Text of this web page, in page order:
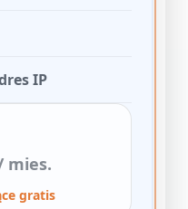
IP
mies.
gratis